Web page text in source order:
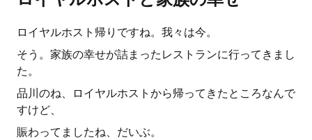
ロイヤルホスト帰りですね。我々は今。
そう。家族の幸せが詰まったレストランに行ってきまし
た。
品川のね、ロイヤルホストから帰ってきたところなんで
すけど、
賑わってましたね、だいぶ。